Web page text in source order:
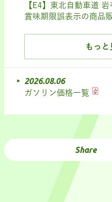
【E4】東北自動車道
賞味期限誤表示の商品
もっと
2026.08.06
ガソリン価格一覧
Share